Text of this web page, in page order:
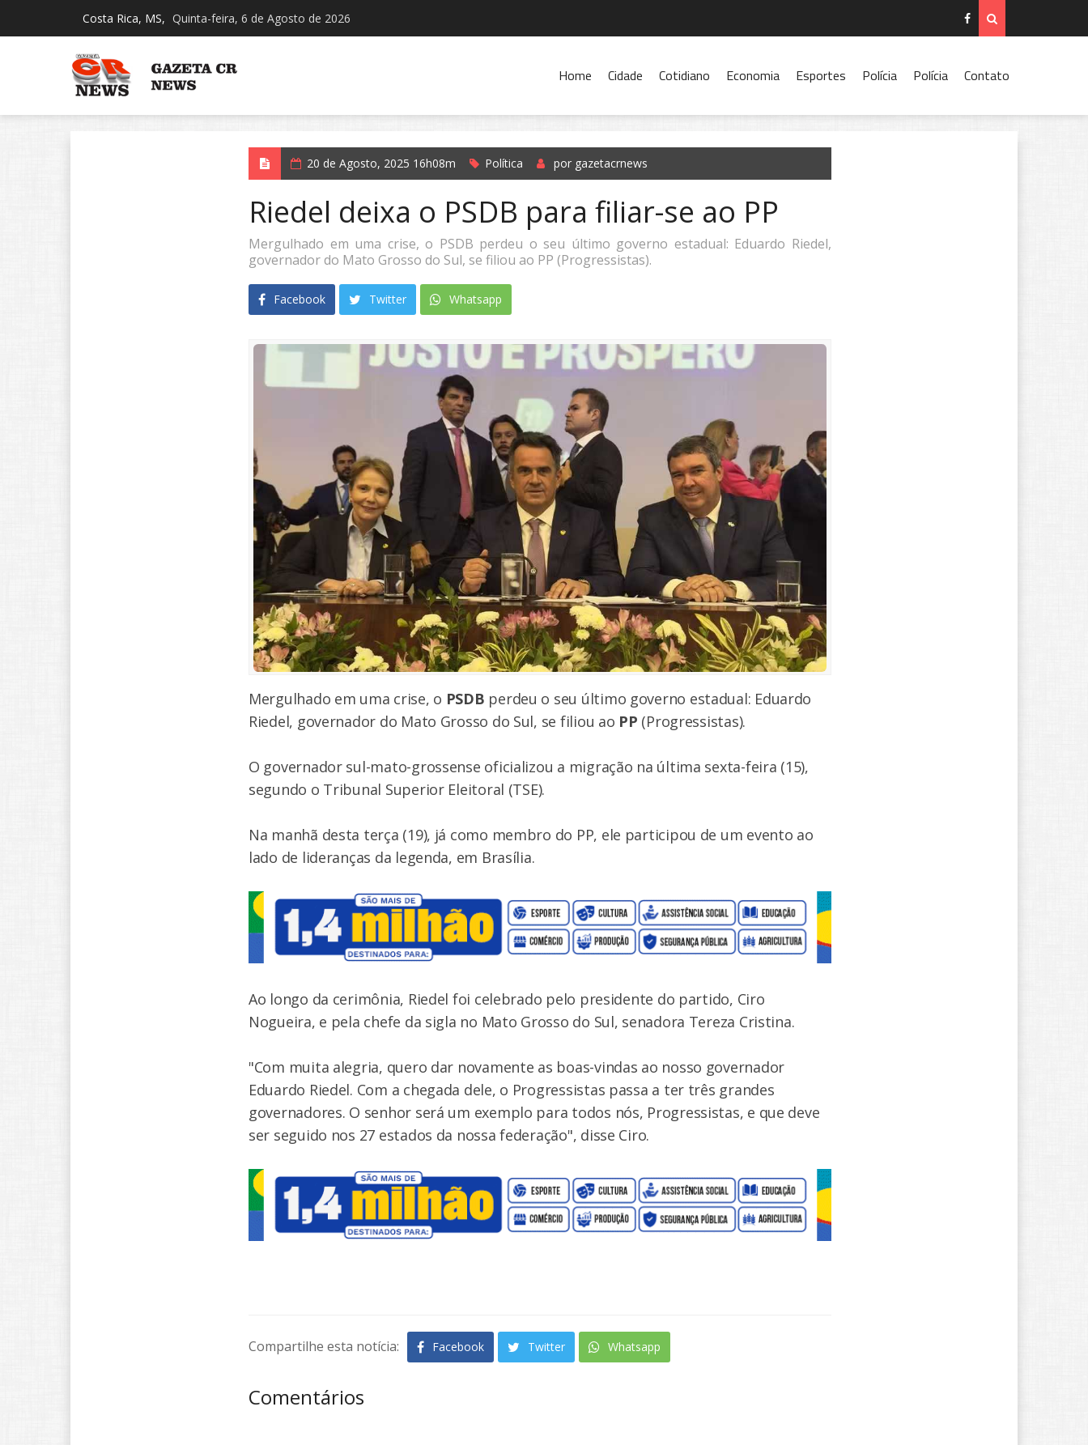
Costa Rica, MS, Quinta-feira, 6 de Agosto de 2026
Home Cidade Cotidiano Economia Esportes Polícia Polícia Contato
20 de Agosto, 2025 16h08m Política por gazetacrnews
Riedel deixa o PSDB para filiar-se ao PP
Mergulhado em uma crise, o PSDB perdeu o seu último governo estadual: Eduardo Riedel,
governador do Mato Grosso do Sul, se filiou ao PP (Progressistas).
Facebook Twitter Whatsapp
Mergulhado em uma crise, o PSDB perdeu o seu último governo estadual: Eduardo
Riedel, governador do Mato Grosso do Sul, se filiou ao PP (Progressistas).
O governador sul-mato-grossense oficializou a migração na última sexta-feira (15),
segundo o Tribunal Superior Eleitoral (TSE).
Na manhã desta terça (19), já como membro do PP, ele participou de um evento ao
lado de lideranças da legenda, em Brasília.
Ao longo da cerimônia, Riedel foi celebrado pelo presidente do partido, Ciro
Nogueira, e pela chefe da sigla no Mato Grosso do Sul, senadora Tereza Cristina.
"Com muita alegria, quero dar novamente as boas-vindas ao nosso governador
Eduardo Riedel. Com a chegada dele, o Progressistas passa a ter três grandes
governadores. O senhor será um exemplo para todos nós, Progressistas, e que deve
ser seguido nos 27 estados da nossa federação", disse Ciro.
Compartilhe esta notícia: Facebook Twitter Whatsapp
Comentários